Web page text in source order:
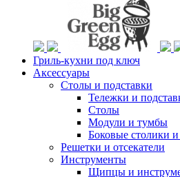
Гриль-кухни под ключ
Аксессуары
Столы и подставки
Тележки и
Столы
Модули и тумбы
Боковые столики
Решетки и отсекатели
Инструменты
Щипцы и